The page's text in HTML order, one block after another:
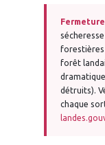
forestières
forêt
détruits).
chaque